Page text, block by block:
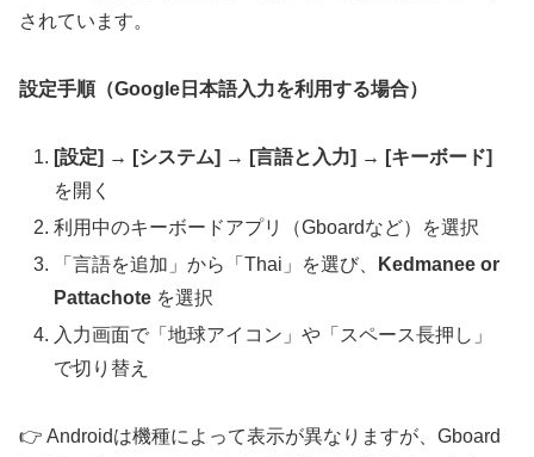
されています。
設定手順（Google日本語入力を利用する場合）
[設定] → [システム] → [言語と入力] → [キーボード]
を開く
利用中のキーボードアプリ（Gboardなど）を選択
「言語を追加」から「Thai」を選び、
Kedmanee or
Pattachote を選択
入力画面で「地球アイコン」や「スペース長押し」
で切り替え
👉 Androidは機種によって表示が異なりますが、Gboard